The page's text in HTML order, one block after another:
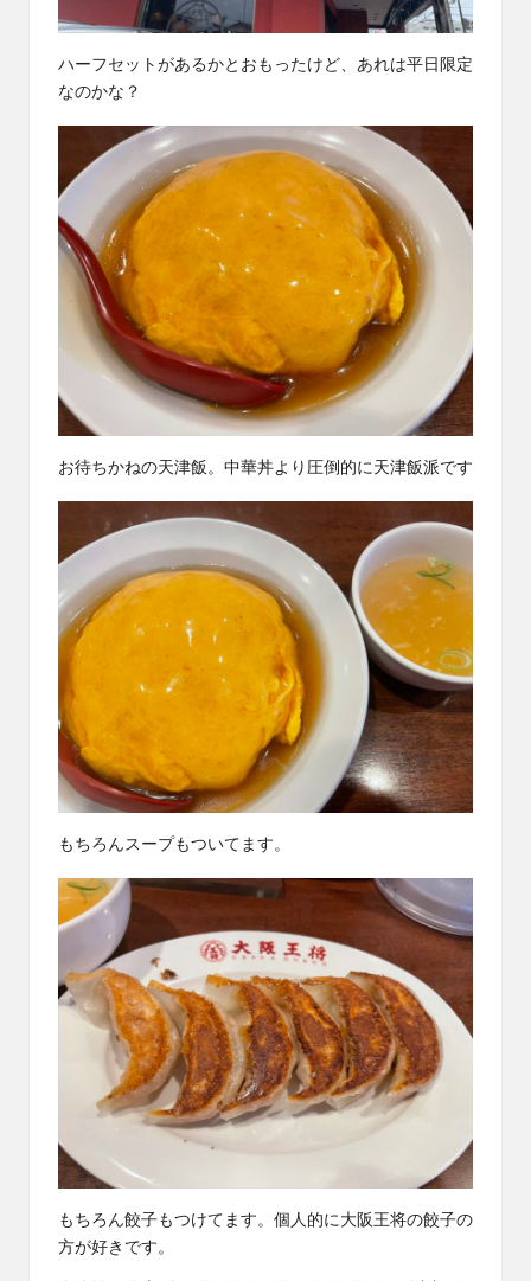
ハーフセットがあるかとおもったけど、あれは平日限定
なのかな？
お待ちかねの天津飯。中華丼より圧倒的に天津飯派です
もちろんスープもついてます。
もちろん餃子もつけてます。個人的に大阪王将の餃子の
方が好きです。